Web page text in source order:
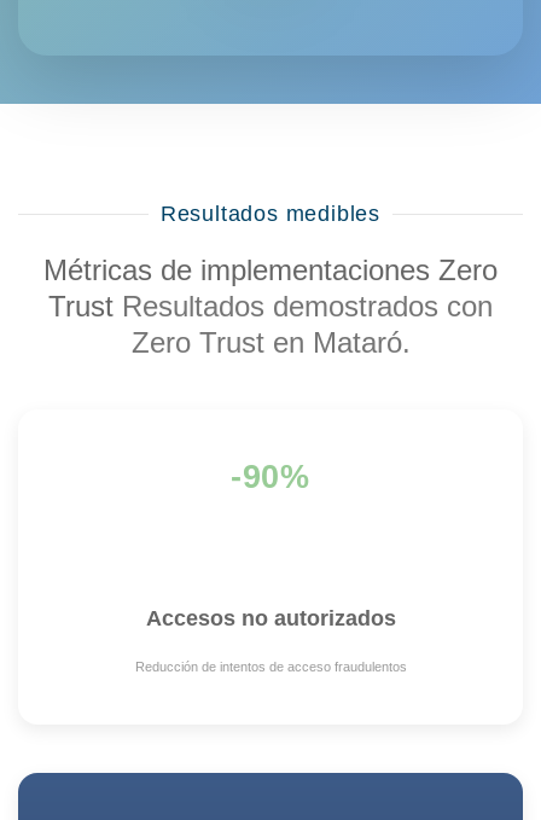
Resultados medibles
Métricas de implementaciones Zero
Trust Resultados demostrados con
Zero Trust en Mataró.
-90%
Accesos no autorizados
Reducción de intentos de acceso fraudulentos